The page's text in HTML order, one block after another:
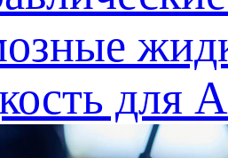
для